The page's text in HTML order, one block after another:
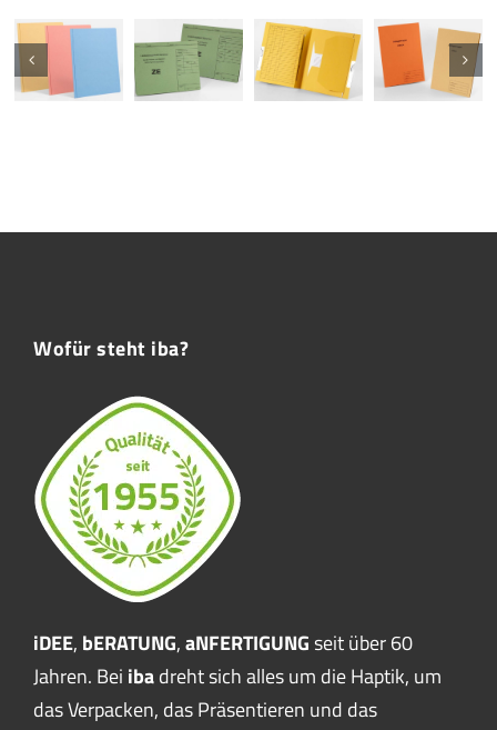
Wofür steht iba?
iDEE, bERATUNG,aNFERTIGUNGseit über 60
Jahren. Bei ibadreht sich alles um die Haptik, um
das Verpacken, das Präsentieren und das